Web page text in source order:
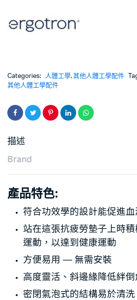
Categories: 人體工學,其他人體工學配件
其他人體工學配件
描述
Brand
產品特色:
符合功效學的設計能促進
站在這張抗疲勞墊子上時
運動，以達到健康運動
方便易用 — 無需安裝
高度靈活、斜邊緣降低絆倒
密閉氣泡式的結構易於清洗